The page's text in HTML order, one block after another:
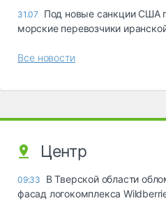
31.07
Под новые санкции США
морские перевозчики
Все новости
Центр
09:33
В Тверской области
фасад логокомплекса